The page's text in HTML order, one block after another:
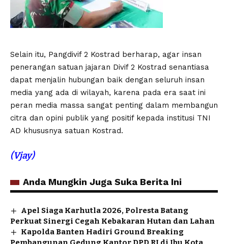
Selain itu, Pangdivif 2 Kostrad berharap, agar insan
penerangan satuan jajaran Divif 2 Kostrad senantiasa
dapat menjalin hubungan baik dengan seluruh insan
media yang ada di wilayah, karena pada era saat ini
peran media massa sangat penting dalam membangun
citra dan opini publik yang positif kepada institusi TNI
AD khususnya satuan Kostrad.
(Vjay)
Anda Mungkin Juga Suka Berita Ini
Apel Siaga Karhutla 2026, Polresta Batang
Perkuat Sinergi Cegah Kebakaran Hutan dan Lahan
Kapolda Banten Hadiri Ground Breaking